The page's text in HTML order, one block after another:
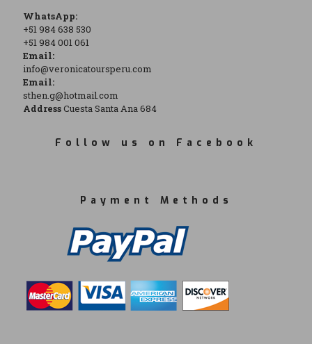
WhatsApp:
+51 984 638 530
+51 984 001 061
Email:
info@veronicatoursperu.com
Email:
sthen.g@hotmail.com
AddressCuesta Santa Ana 684
Follow us on Facebook
Payment Methods